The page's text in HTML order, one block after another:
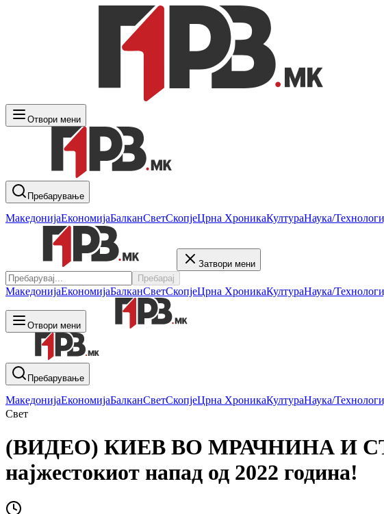
Отвори мени
Пребарување
МакедонијаЕкономијаБалканСветСкопјеЦрна ХроникаКултураНаука/
Затвори мени
Пребарај
МакедонијаЕкономијаБалканСветСкопјеЦрна ХроникаКултураНаука/
Отвори мени
Пребарување
МакедонијаЕкономијаБалканСветСкопјеЦрна ХроникаКултураНаука/
Свет
(ВИДЕО) КИЕВ ВО МРАЧНИНА И
најжестокиот напад од 2022 година!